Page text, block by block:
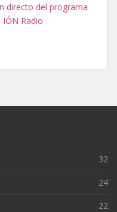
directo del programa
IÓN Radio
32
24
22